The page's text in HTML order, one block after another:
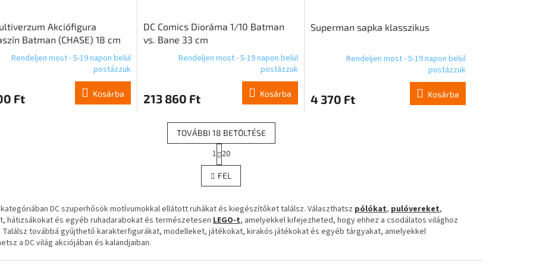
Akciófigura
Batman (CHASE) 18 cm
Rendeljen most - 5-19 napon belül
postázzuk
Ft Kosárba
DC Comics Dioráma 1/10 Batman
vs. Bane 33 cm
Rendeljen most - 5-19 napon belül
postázzuk
213 860 Ft Kosárba
Superman sapka klasszikus
Rendeljen most - 5-19 napon belül
postázzuk
4 370 Ft Kosárba
L
i
s
a
i
r
á
y
TOVÁBBI 18 BETÖLTÉSE
L
a
p
o
z
s
1 20
FEL
DC szuperhősök motívumokkal ellátott ruhákat és kiegészítőket találsz. Választhatsz pólókat, pulóvereket,
hátizsákokat és egyéb ruhadarabokat és természetesen LEGO-t, amelyekkel kifejezheted, hogy ehhez a csodálatos világhoz
továbbá gyűjthető karakterfigurákat, modelleket, játékokat, kirakós játékokat és egyéb tárgyakat, amelyekkel
a DC világ akciójában és kalandjaiban.